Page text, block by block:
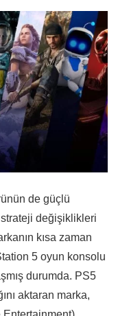
de güçlü
değişiklikleri
kısa zaman
5 oyun konsolu
durumda. PS5
aktaran marka,